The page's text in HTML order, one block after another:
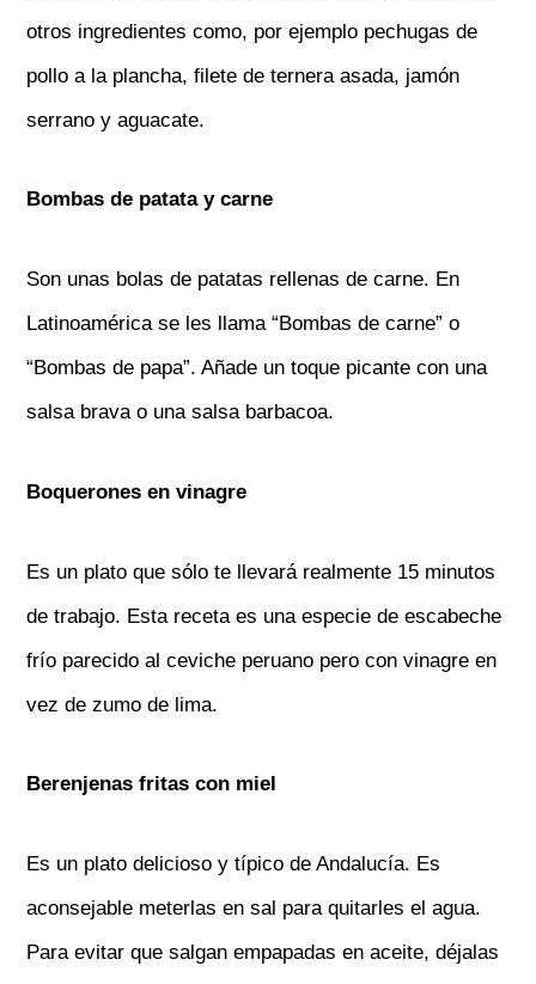
otros ingredientes como, por ejemplo pechugas de
pollo a la plancha, filete de ternera asada, jamón
serrano y aguacate.
Bombas de patata y carne
Son unas bolas de patatas rellenas de carne. En
Latinoamérica se les llama “Bombas de carne” o
“Bombas de papa”. Añade un toque picante con una
salsa brava o una salsa barbacoa.
Boquerones en vinagre
Es un plato que sólo te llevará realmente 15 minutos
de trabajo. Esta receta es una especie de escabeche
frío parecido al ceviche peruano pero con vinagre en
vez de zumo de lima.
Berenjenas fritas con miel
Es un plato delicioso y típico de Andalucía. Es
aconsejable meterlas en sal para quitarles el agua.
Para evitar que salgan empapadas en aceite, déjalas